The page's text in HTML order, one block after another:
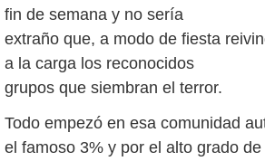
fin de semana y no sería
extraño que, a modo de fiesta
a la carga los reconocidos
grupos que siembran el terror.
Todo empezó en esa comunidad
el famoso 3% y por el alto grado